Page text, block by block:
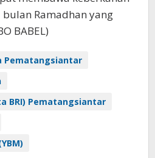
Ramadhan yang
BABEL)
Pematangsiantar
BRI) Pematangsiantar